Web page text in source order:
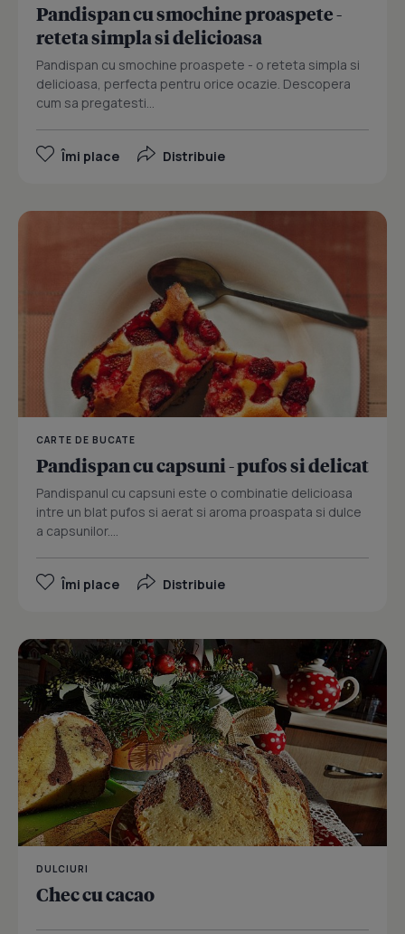
Pandispan cu smochine proaspete -
reteta simpla si delicioasa
Pandispan cu smochine proaspete - o reteta simpla si
delicioasa, perfecta pentru orice ocazie. Descopera
cum sa pregatesti...
Îmi place Distribuie
CARTE DE BUCATE
Pandispan cu capsuni - pufos si delicat
Pandispanul cu capsuni este o combinatie delicioasa
intre un blat pufos si aerat si aroma proaspata si dulce
a capsunilor....
Îmi place Distribuie
DULCIURI
Chec cu cacao